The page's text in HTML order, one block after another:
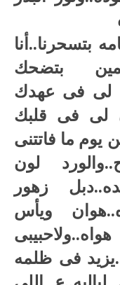
بتسحرنا..أنا
بتضحك
لى فى عهدك
لى فى قلبك
ما فاتتنى
لون
زهور
ويأس
فى ظلمه